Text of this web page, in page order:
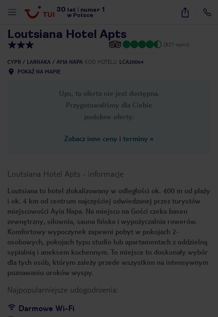
30 lat numer 1
w Polsce
29
Loutsiana Hotel Apts
(827 opinii)
CYPR LARNAKA AYIA NAPA KOD HOTELU LCA20064
POKAŻ NA MAPIE
Ups, ta oferta nie jest dostępna.
Przygotowaliśmy dla Ciebie
podobne oferty:
Zobacz inne ceny i terminy »
Loutsiana Hotel Apts - informacje
Loutsiana to hotel zlokalizowany w odległości ok. 400 m od plaży
i ok. 4 km od centrum najczęściej odwiedzanej przez turystów
miejscowości Ayia Napa. Na miejscu na Gości czeka basen
zewnętrzny, siłownia, sauna fińska i wypożyczalnia rowerów.
Komfortowy wypoczynek zapewni pobyt w pokojach 2-
osobowych, pokojach typu studio lub apartamentach z oddzielną
sypialnią i aneksem kuchennym. To miejsce to doskonały wybór
dla tych osób, którym zależy przede wszystkim na intensywnym
poznawaniu uroków wyspy.
Najpopularniejsze udogodnienia:
Darmowe Wi-Fi